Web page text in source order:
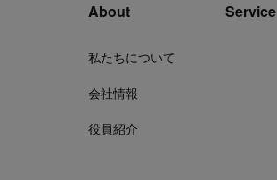
About
私たちについて
会社情報
役員紹介
Service